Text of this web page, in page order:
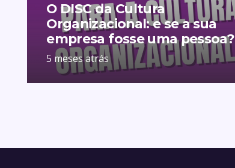
O DISC da Cultura
Organizacional: e se a sua
empresa fosse uma pessoa?
5 meses atrás